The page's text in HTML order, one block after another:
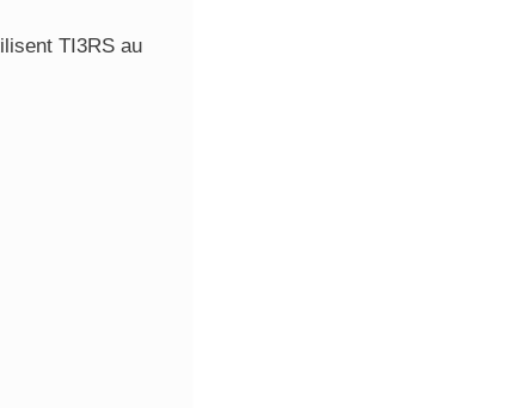
TI3RS au